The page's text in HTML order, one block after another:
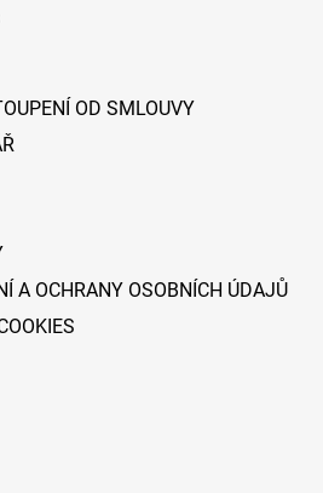
OD SMLOUVY
A OCHRANY OSOBNÍCH ÚDAJŮ